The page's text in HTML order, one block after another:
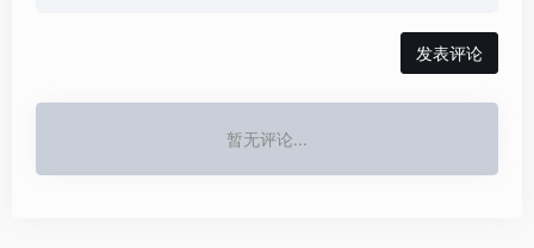
发表评论
暂无评论...